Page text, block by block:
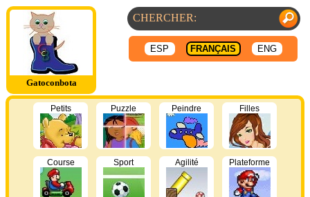
Gatoconbota
ESP FRANÇAIS ENG
Petits Puzzle Peindre Filles
Course Sport Agilité Plateforme